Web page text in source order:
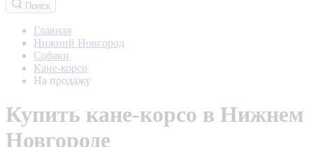
Поиск
Главная
Нижний Новгород
Собаки
Кане-корсо
На продажу
Купить кане-корсо в Нижнем
Новгороде